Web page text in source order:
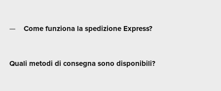
Come funziona la spedizione Express?
Quali metodi di consegna sono disponibili?